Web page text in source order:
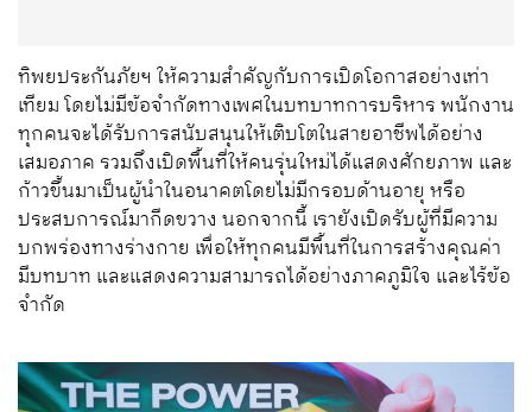
ทิพยประกันภัยฯ ให้ความสำคัญกับการเปิดโอกาสอย่างเท่า
เทียม โดยไม่มีข้อจำกัดทางเพศในบทบาทการบริหาร พนักงาน
ทุกคนจะได้รับการสนับสนุนให้เติบโตในสายอาชีพได้อย่าง
เสมอภาค รวมถึงเปิดพื้นที่ให้คนรุ่นใหม่ได้แสดงศักยภาพ และ
ก้าวขึ้นมาเป็นผู้นำในอนาคตโดยไม่มีกรอบด้านอายุ หรือ
ประสบการณ์มากีดขวาง นอกจากนี้ เรายังเปิดรับผู้ที่มีความ
บกพร่องทางร่างกาย เพื่อให้ทุกคนมีพื้นที่ในการสร้างคุณค่า
มีบทบาท และแสดงความสามารถได้อย่างภาคภูมิใจ และไร้ข้อ
จำกัด